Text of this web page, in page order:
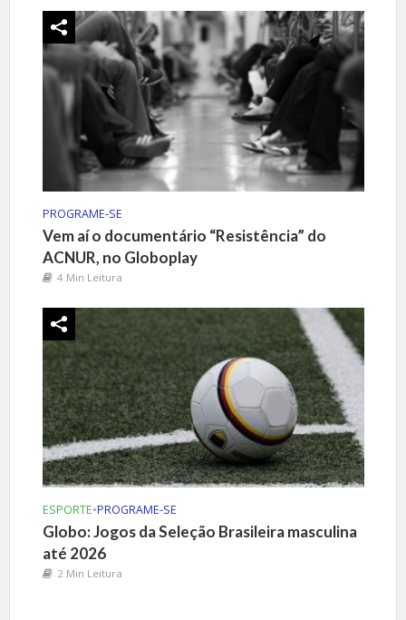
PROGRAME-SE
Vem aí o documentário “Resistência” do
ACNUR, no Globoplay
4 Min Leitura
ESPORTE•PROGRAME-SE
Globo: Jogos da Seleção Brasileira masculina
até 2026
2 Min Leitura